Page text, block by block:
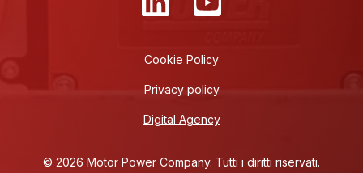
Cookie Policy
Privacy policy
Digital Agency
© 2026 Motor Power Company. Tutti i diritti riservati.